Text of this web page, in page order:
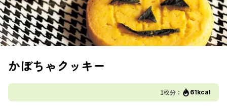
かぼちゃクッキー
1枚分： 61kcal